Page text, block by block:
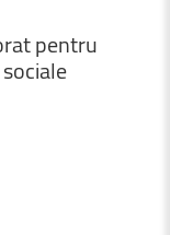
pentru
sociale